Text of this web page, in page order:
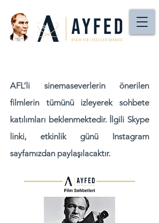
AFL’li sinemaseverlerin önerilen
filmlerin tümünü izleyerek sohbete
katılımları beklenmektedir. İlgili Skype
linki, etkinlik günü Instagram
sayfamızdan paylaşılacaktır.